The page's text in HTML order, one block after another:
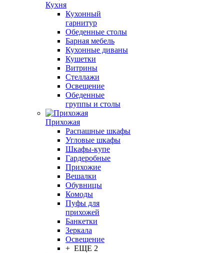
Кухня
Кухонный
гарнитур
Обеденные столы
Барная мебель
Кухонные диваны
Кушетки
Витрины
Стеллажи
Освещение
Обеденные
группы и столы
Прихожая
Распашные шкафы
Угловые шкафы
Шкафы-купе
Гардеробные
Прихожие
Вешалки
Обувницы
Комоды
Пуфы для
прихожей
Банкетки
Зеркала
Освещение
+ ЕЩЕ 2